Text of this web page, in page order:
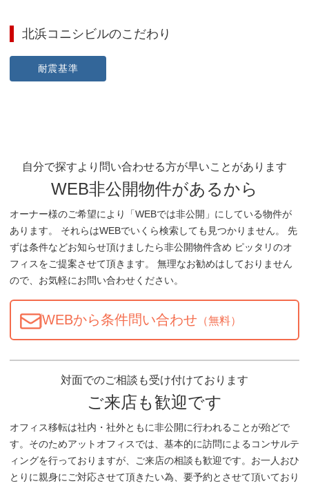
北浜コニシビルのこだわり
耐震基準
自分で探すより問い合わせる方が早いことがあります
WEB非公開物件があるから
オーナー様のご希望により「WEBでは非公開」にしている物件が
あります。 それらはWEBでいくら検索しても見つかりません。 先
ずは条件などお知らせ頂けましたら非公開物件含め ピッタリのオ
フィスをご提案させて頂きます。 無理なお勧めはしておりません
ので、お気軽にお問い合わせください。
WEBから条件問い合わせ （無料）
対面でのご相談も受け付けております
ご来店も歓迎です
オフィス移転は社内・社外ともに非公開に行われることが殆どで
す。そのためアットオフィスでは、基本的に訪問によるコンサルテ
ィングを行っておりますが、ご来店の相談も歓迎です。お一人おひ
とりに親身にご対応させて頂きたい為、要予約とさせて頂いており